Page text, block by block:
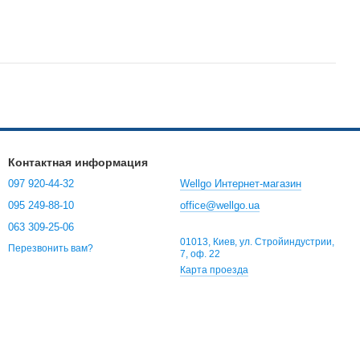
Контактная информация
097 920-44-32
095 249-88-10
063 309-25-06
Перезвонить вам?
Wellgo Интернет-магазин
office@wellgo.ua
01013, Киев, ул. Стройиндустрии,
7, оф. 22
Карта проезда